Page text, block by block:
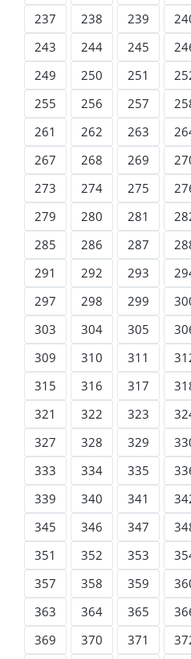
237
238 239
243
244 245
249
250 251
255
256 257
261
262 263
267
268 269
273
274 275
279
280 281
285
286 287
291
292 293
297
298 299
303
304 305
309
310 311
315
316 317
321
322 323
327
328 329
333
334 335
339
340 341
345
346 347
351
352 353
357
358 359
363
364 365
369
370 371